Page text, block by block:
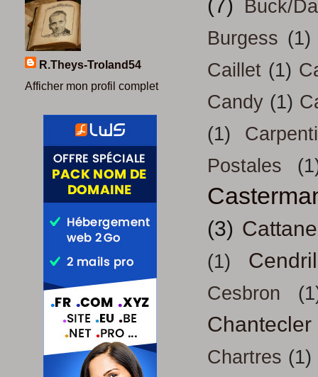
(7)
Buck/
Burgess (1)
Caillet (1)
Candy (1)
(1)
Postales
(3)
(1)
Cesbron
Chantecler
Chartres (1)
R.Theys-Troland54
Afficher mon profil complet